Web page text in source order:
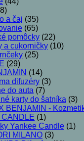
a čaj (35)
(65)
pomôcky (22)
a cukorničky (10)
(25)
(29)
(14)
difuzéry (3)
do auta (7)
karty do šatníka (3)
BENJAMIN -
(1)
Yankee Candle (1)
MILANO (3)